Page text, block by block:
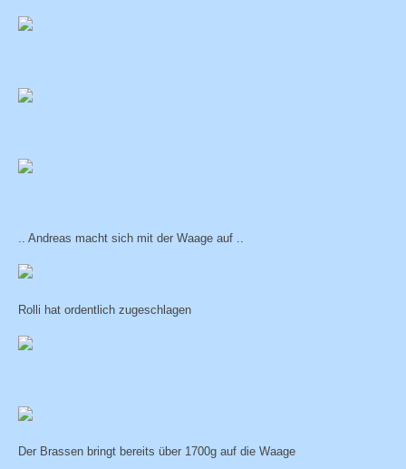
.. Andreas macht sich mit der Waage auf ..
Rolli hat ordentlich zugeschlagen
Der Brassen bringt bereits über 1700g auf die Waage